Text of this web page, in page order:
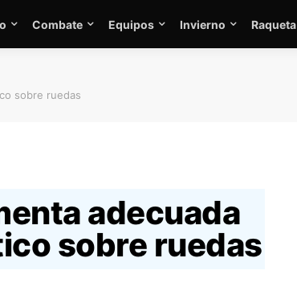
Combate Equipos Invierno Raqueta
sobre ruedas
adecuada
sobre ruedas